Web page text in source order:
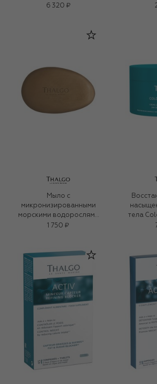
6 320 ₽
Мыло с
микронизированными
морскими водорослями
для лица и тела (100g)
1 750 ₽
тела